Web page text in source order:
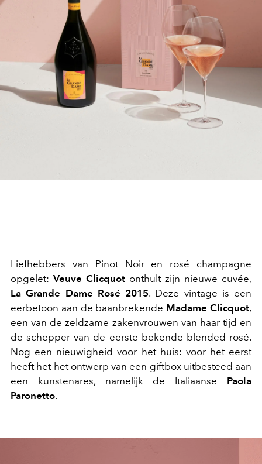
Liefhebbers van Pinot Noir en rosé champagne
opgelet: Veuve Clicquot onthult zijn nieuwe cuvée,
La Grande Dame Rosé 2015. Deze vintage is een
eerbetoon aan de baanbrekende Madame Clicquot,
een van de zeldzame zakenvrouwen van haar tijd en
de schepper van de eerste bekende blended rosé.
Nog een nieuwigheid voor het huis: voor het eerst
heeft het het ontwerp van een giftbox uitbesteed aan
een kunstenares, namelijk de Italiaanse Paola
Paronetto.